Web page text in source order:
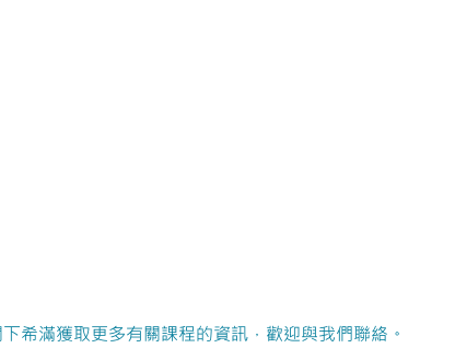
希滿獲取更多有關課程的資訊，歡迎與我們聯絡。